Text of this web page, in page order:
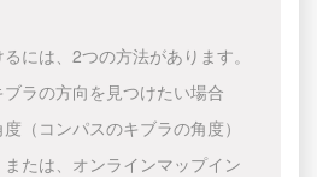
には、2つの方法があります。
ラの方向を見つけたい場合
（コンパスのキブラの角度）
たは、オンラインマップイン